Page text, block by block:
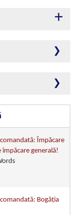
Împăcare
împăcare generală!
Bogăţia